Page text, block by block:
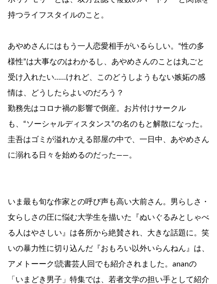
持つライフスタイルのこと。
あやめさんにはもう一人恋愛相手がいるらしい。“性の多
様性”は大事なのはわかるし、あやめさんのことは丸ごと
受け入れたい……けれど、このどうしようもない嫉妬の感
情は、どうしたらよいのだろう？
勤務先はコロナ禍の影響で倒産。お片付けサークル
も、“ソーシャルディスタンス”の名のもと解散になった。
圭吾はゴミが溢れかえる部屋の中で、一日中、あやめさん
に溺れる日々を始めるのだった――。
いま最も旬な作家との呼び声も高い大前さん。男らしさ・
女らしさの圧に悩む大学生を描いた『ぬいぐるみとしゃべ
る人はやさしい』は各所から絶賛され、大きな話題に。笑
いの暴力性に切り込んだ『おもろい以外いらんねん』は、
アメトーーク!読書芸人回でも紹介されました。ananの
「いまどき男子」特集では、若者文学の担い手として紹介